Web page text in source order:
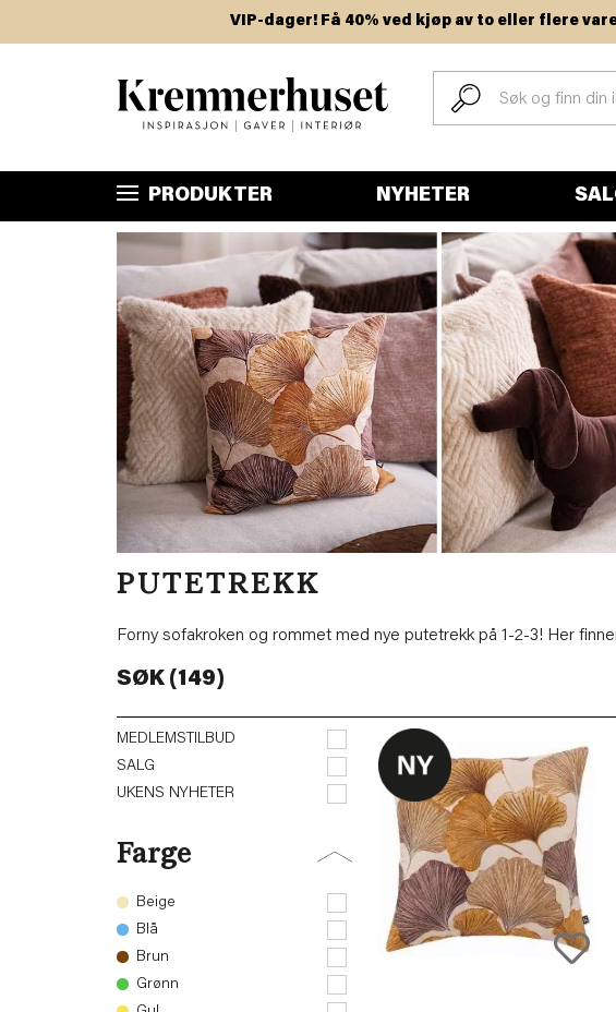
til
VIP-dager! Få 40% ved kjøp av to eller flere varer.
PRODUKTER NYHETER
PUTETREKK
Forny sofakroken og rommet med nye putetrekk på 1-2-3! Her
MEDLEMSTILBUD
SALG
UKENS NYHETER
Farge
Beige
Blå
Brun
Grønn
SØK (149)